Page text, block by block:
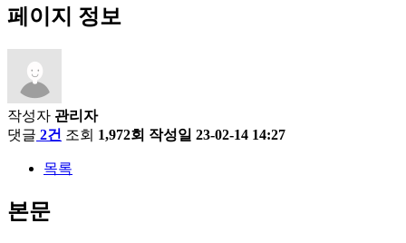
페이지 정보
작성자 관리자
댓글 2건 조회 1,972회 작성일 23-02-14 14:27
목록
본문